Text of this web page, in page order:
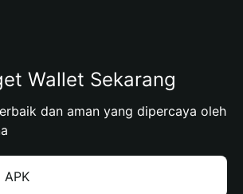
Wallet Sekarang
dan aman yang dipercaya oleh